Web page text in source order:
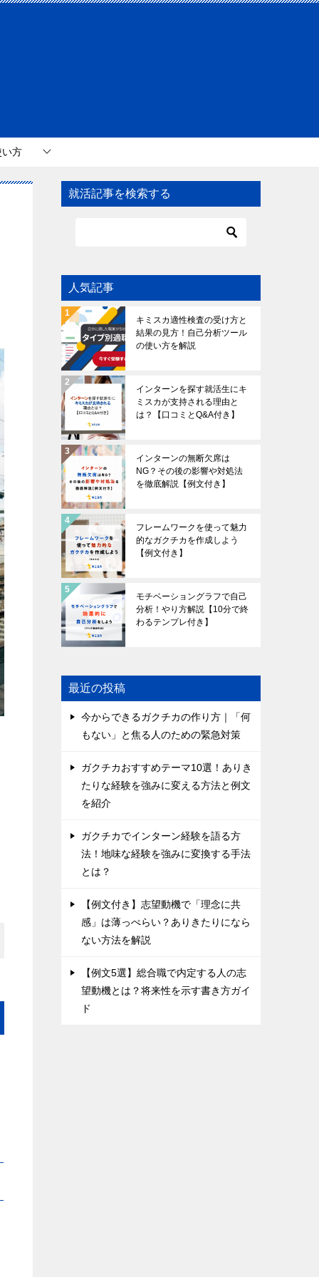
い方
就活記事を検索する
人気記事
キミスカ適性検査の受け方と
結果の見方！自己分析ツール
の使い方を解説
インターンを探す就活生にキ
ミスカが支持される理由と
は？【口コミとQ&A付き】
インターンの無断欠席は
NG？その後の影響や対処法
を徹底解説【例文付き】
フレームワークを使って魅力
的なガクチカを作成しよう
【例文付き】
モチベーショングラフで自己
分析！やり方解説【10分で終
わるテンプレ付き】
最近の投稿
今からできるガクチカの作り方｜「何
もない」と焦る人のための緊急対策
ガクチカおすすめテーマ10選！ありき
たりな経験を強みに変える方法と例文
を紹介
ガクチカでインターン経験を語る方
法！地味な経験を強みに変換する手法
とは？
【例文付き】志望動機で「理念に共
感」は薄っぺらい？ありきたりになら
ない方法を解説
【例文5選】総合職で内定する人の志
望動機とは？将来性を示す書き方ガイ
ド